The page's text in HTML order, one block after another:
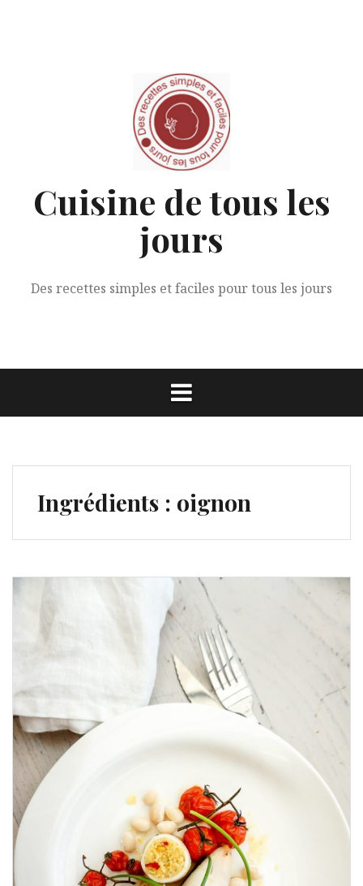
Cuisine de tous les
jours
Des recettes simples et faciles pour tous les jours
Ingrédients : oignon